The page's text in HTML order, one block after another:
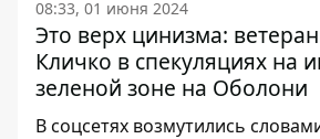
08:33, 01 июня 2024
Это верх цинизма:
Кличко в спекуляциях на
зеленой зоне на Оболони
В соцсетях возмутились